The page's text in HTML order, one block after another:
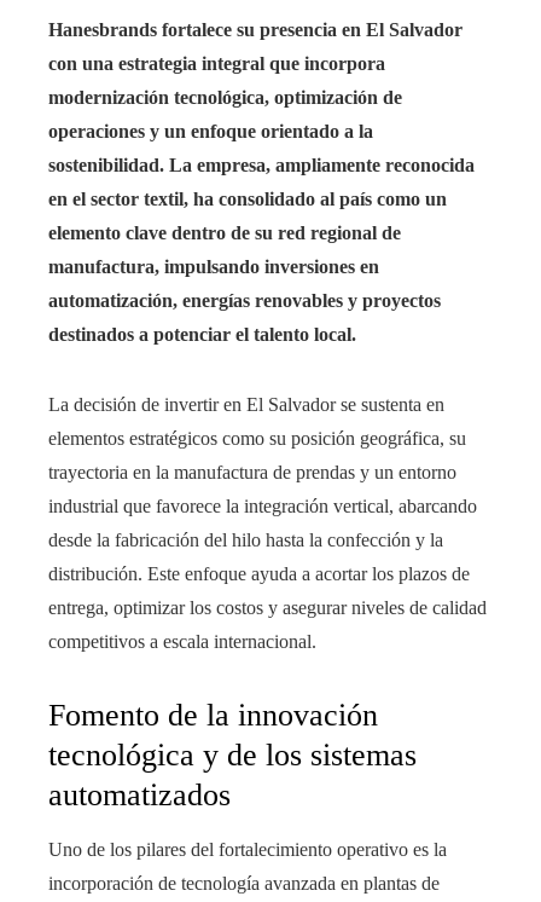
Hanesbrands fortalece su presencia en El Salvador
con una estrategia integral que incorpora
modernización tecnológica, optimización de
operaciones y un enfoque orientado a la
sostenibilidad. La empresa, ampliamente reconocida
en el sector textil, ha consolidado al país como un
elemento clave dentro de su red regional de
manufactura, impulsando inversiones en
automatización, energías renovables y proyectos
destinados a potenciar el talento local.
La decisión de invertir en El Salvador se sustenta en
elementos estratégicos como su posición geográfica, su
trayectoria en la manufactura de prendas y un entorno
industrial que favorece la integración vertical, abarcando
desde la fabricación del hilo hasta la confección y la
distribución. Este enfoque ayuda a acortar los plazos de
entrega, optimizar los costos y asegurar niveles de calidad
competitivos a escala internacional.
Fomento de la innovación
tecnológica y de los sistemas
automatizados
Uno de los pilares del fortalecimiento operativo es la
incorporación de tecnología avanzada en plantas de